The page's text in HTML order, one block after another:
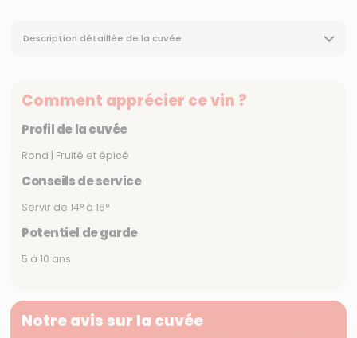
Description détaillée de la cuvée
Comment apprécier ce vin ?
Profil de la cuvée
Rond | Fruité et épicé
Conseils de service
Servir de 14° à 16°
Potentiel de garde
5 à 10 ans
Notre avis sur la cuvée